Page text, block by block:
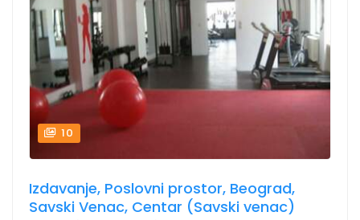
10
Izdavanje, Poslovni prostor, Beograd,
Savski Venac, Centar (Savski venac)